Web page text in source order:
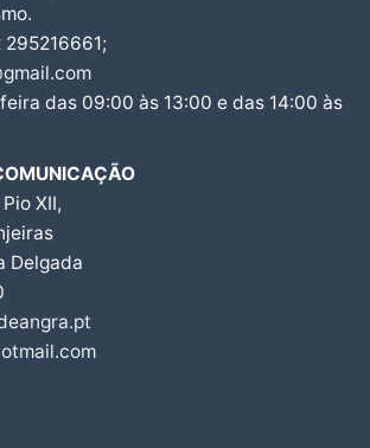
295216661;
das 09:00 às 13:00 e das 14:00 às
XII,
Delgada